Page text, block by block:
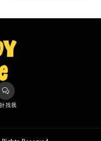
找我